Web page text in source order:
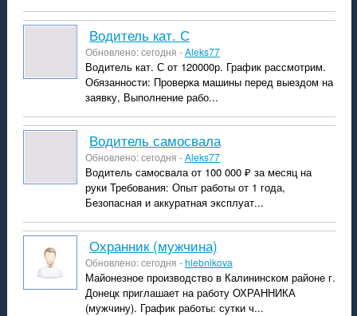
Водитель кат. С
Обновлено: сегодня -Aleks77
Водитель кат. С от 120000р. График рассмотрим.
Обязанности: Проверка машины перед выездом на
заявку, Выполнение рабо...
Водитель самосвала
Обновлено: сегодня -Aleks77
Водитель самосвала от 100 000 ₽ за месяц на
руки Требования: Опыт работы от 1 года,
Безопасная и аккуратная эксплуат...
Охранник (мужчина)
Обновлено: сегодня -hlebnikova
Майонезное производство в Калининском районе г.
Донецк приглашает на работу ОХРАННИКА
(мужчину). График работы: сутки ч...